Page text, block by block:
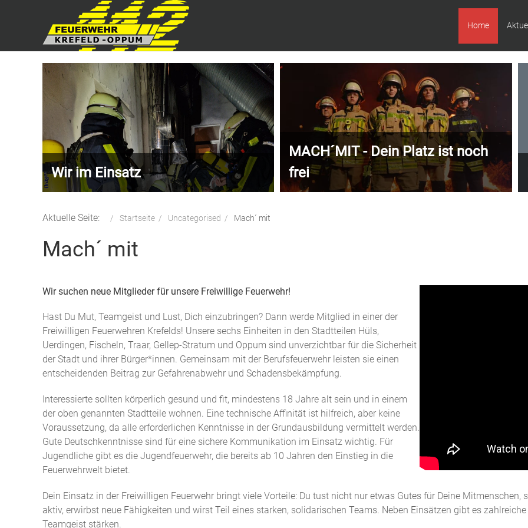
Home
Wir im Einsatz
MACH´MIT - Dein Platz ist noch
frei
Aktuelle Seite:
Startseite Uncategorised Mach´ mit
Mach´ mit
Wir suchen neue Mitglieder für unsere Freiwillige Feuerwehr!
Hast Du Mut, Teamgeist und Lust, Dich einzubringen? Dann werde Mitglied in einer der
Freiwilligen Feuerwehren Krefelds! Unsere sechs Einheiten in den Stadtteilen Hüls,
Uerdingen, Fischeln, Traar, Gellep-Stratum und Oppum sind unverzichtbar für die Sicherheit
der Stadt und ihrer Bürger*innen. Gemeinsam mit der Berufsfeuerwehr leisten sie einen
entscheidenden Beitrag zur Gefahrenabwehr und Schadensbekämpfung.
Interessierte sollten körperlich gesund und fit, mindestens 18 Jahre alt sein und in einem
der oben genannten Stadtteile wohnen. Eine technische Affinität ist hilfreich, aber keine
Voraussetzung, da alle erforderlichen Kenntnisse in der Grundausbildung vermittelt werden.
Gute Deutschkenntnisse sind für eine sichere Kommunikation im Einsatz wichtig. Für
Jugendliche gibt es die Jugendfeuerwehr, die bereits ab 10 Jahren den Einstieg in die
Feuerwehrwelt bietet.
Dein Einsatz in der Freiwilligen Feuerwehr bringt viele Vorteile: Du tust nicht nur etwas Gutes für Deine
aktiv, erwirbst neue Fähigkeiten und wirst Teil eines starken, solidarischen Teams. Neben Einsätzen gibt es
Teamgeist stärken.